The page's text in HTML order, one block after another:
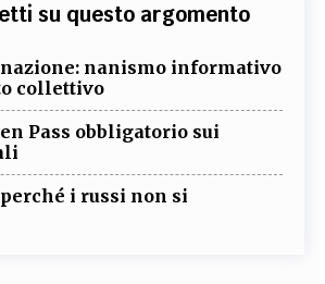
su questo argomento
nanismo informativo
collettivo
Pass obbligatorio sui
perché i russi non si